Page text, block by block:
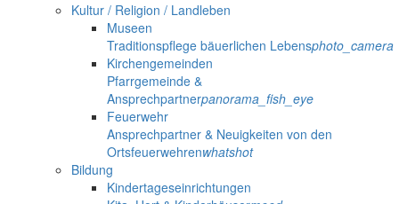
Kultur / Religion / Landleben
Museen
Traditionspflege bäuerlichen Lebensphoto_camera
Kirchengemeinden
Pfarrgemeinde &
Ansprechpartnerpanorama_fish_eye
Feuerwehr
Ansprechpartner & Neuigkeiten von den
Ortsfeuerwehrenwhatshot
Bildung
Kindertageseinrichtungen